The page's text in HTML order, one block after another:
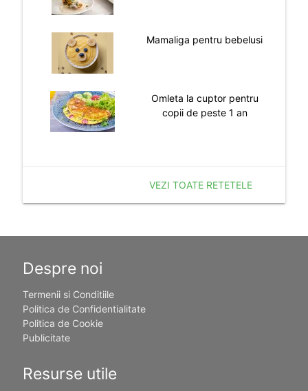
Mamaliga pentru bebelusi
Omleta la cuptor pentru
copii de peste 1 an
VEZI TOATE RETETELE
Despre noi
Termenii si Conditiile
Politica de Confidentialitate
Politica de Cookie
Publicitate
Resurse utile